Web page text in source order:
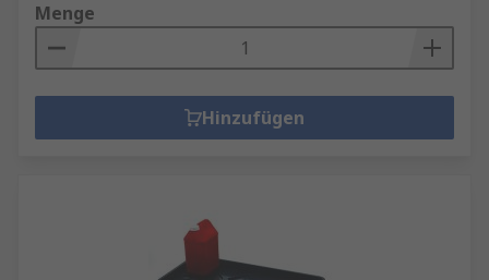
Menge
Hinzufügen